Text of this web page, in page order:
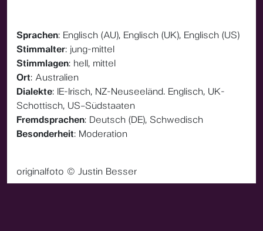
Sprachen: Englisch (AU), Englisch (UK), Englisch (US)
Stimmalter: jung-mittel
Stimmlagen: hell, mittel
Ort: Australien
Dialekte: IE-Irisch, NZ-Neuseeländ. Englisch, UK-
Schottisch, US–Südstaaten
Fremdsprachen: Deutsch (DE), Schwedisch
Besonderheit: Moderation
originalfoto © Justin Besser